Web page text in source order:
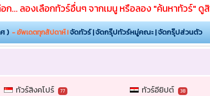
ก... ลองเลือกทัวร์อื่นๆ จากเมนู หรือลอง "ค้นหาทัวร์" ดูสิ
) - อัพเดตทุกสัปดาห์ !จัดทัวร์ | จัดกรุ๊ปทัวร์หมู่คณะ | จัดกรุ๊ปส่วนตัว
ทัวร์สิงคโปร์ 77 ทัวร์อียิปต์ 38